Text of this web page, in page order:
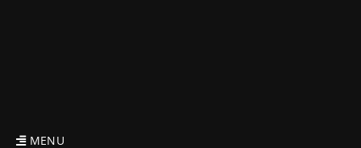
MENU